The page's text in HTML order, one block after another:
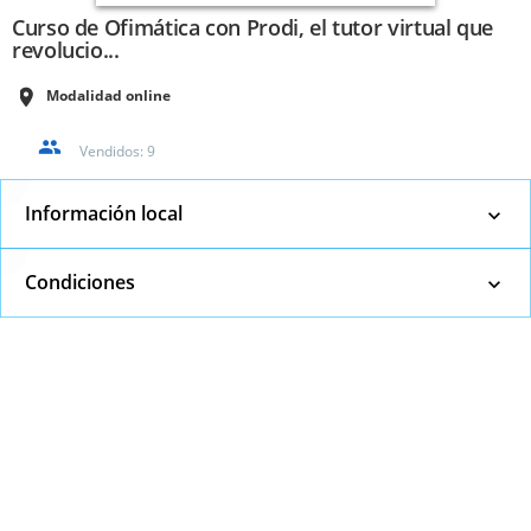
Curso de Ofimática con Prodi, el tutor virtual que
revolucio...
Modalidad online
Vendidos: 9
Información local
Condiciones